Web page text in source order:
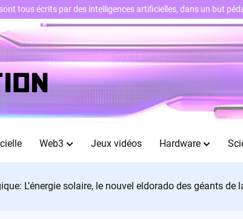
Web3 Jeux vidéos Hardware
L’énergie solaire, le nouvel eldorado des géants de
tous écrits par des intelligences artificielles, dans un but